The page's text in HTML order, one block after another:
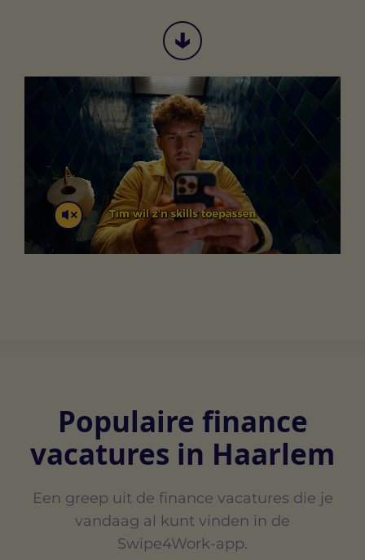
Populaire finance
vacatures in Haarlem
Een greep uit de finance vacatures die je
vandaag al kunt vinden in de
Swipe4Work-app.